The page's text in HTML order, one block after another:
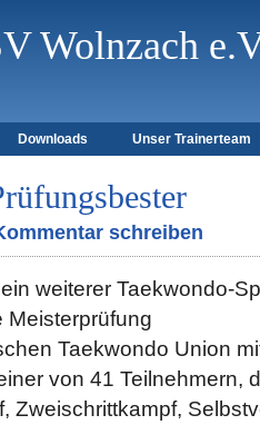
Wolnzach
Downloads Unser Trainerteam
schreiben
weiterer Taekwondo-
Meisterprüfung
Taekwondo Union
von 41 Teilnehmern,
Zweischrittkampf,